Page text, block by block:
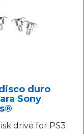
duro
Sony
drive for PS3